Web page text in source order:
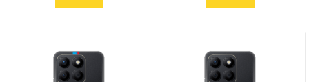
Doodles Apstraktni motivi